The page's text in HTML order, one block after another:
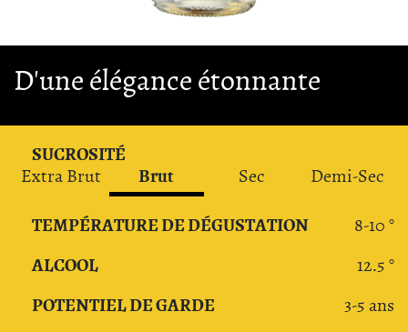
D'une élégance étonnante
SUCROSITÉ
Extra Brut Brut Sec Demi-Sec
TEMPÉRATURE DE DÉGUSTATION 8-10 °
ALCOOL 12.5 °
POTENTIEL DE GARDE 3-5 ans